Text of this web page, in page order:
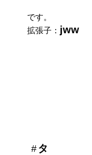
です。
拡張子： jww
タ